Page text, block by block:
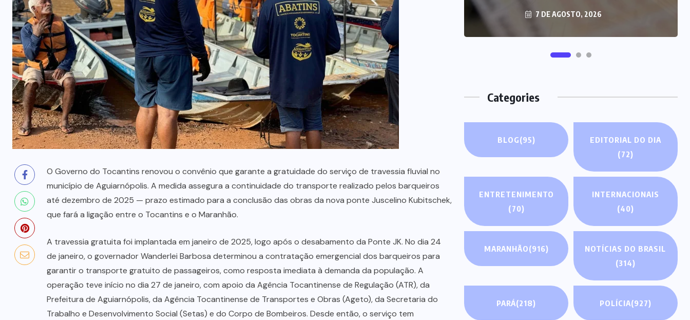
O Governo do Tocantins renovou o convênio que garante a gratuidade do serviço de travessia fluvial no
município de Aguiarnópolis. A medida assegura a continuidade do transporte realizado pelos barqueiros
até dezembro de 2025 — prazo estimado para a conclusão das obras da nova ponte Juscelino Kubitschek,
que fará a ligação entre o Tocantins e o Maranhão.
A travessia gratuita foi implantada em janeiro de 2025, logo após o desabamento da Ponte JK. No dia 24
de janeiro, o governador Wanderlei Barbosa determinou a contratação emergencial dos barqueiros para
garantir o transporte gratuito de passageiros, como resposta imediata à demanda da população. A
operação teve início no dia 27 de janeiro, com apoio da Agência Tocantinense de Regulação (ATR), da
Prefeitura de Aguiarnópolis, da Agência Tocantinense de Transportes e Obras (Ageto), da Secretaria do
Trabalho e Desenvolvimento Social (Setas) e do Corpo de Bombeiros. Desde então, o serviço tem
7 DE AGOSTO, 2026 7 DE AGOSTO, 2026 7 DE AGOSTO, 2026
Categories
BLOG(95)
EDITORIAL DO DIA
(72)
ENTRETENIMENTO
(70)
INTERNACIONAIS
(40)
MARANHÃO(916)
NOTÍCIAS DO BRASIL
(314)
PARÁ(218) POLÍCIA(927)